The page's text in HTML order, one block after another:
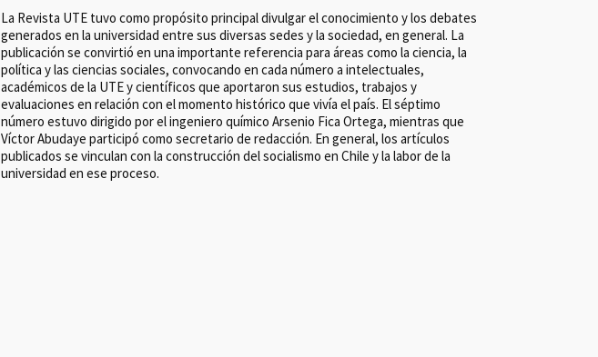
La Revista UTE tuvo como propósito principal divulgar el conocimiento y los debates
generados en la universidad entre sus diversas sedes y la sociedad, en general. La
publicación se convirtió en una importante referencia para áreas como la ciencia, la
política y las ciencias sociales, convocando en cada número a intelectuales,
académicos de la UTE y científicos que aportaron sus estudios, trabajos y
evaluaciones en relación con el momento histórico que vivía el país. El séptimo
número estuvo dirigido por el ingeniero químico Arsenio Fica Ortega, mientras que
Víctor Abudaye participó como secretario de redacción. En general, los artículos
publicados se vinculan con la construcción del socialismo en Chile y la labor de la
universidad en ese proceso.